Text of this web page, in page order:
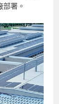
署。